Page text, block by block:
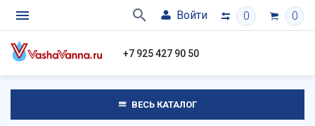
Войти 0 0
+7 925 427 90 50
ВЕСЬ КАТАЛОГ